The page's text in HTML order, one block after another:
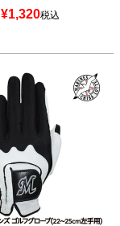
¥1,320税込